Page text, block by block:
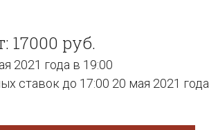
17000 руб.
2021 года в 19:00
ставок до 17:00 20 мая 2021 года